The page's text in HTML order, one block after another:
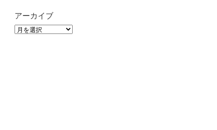
アーカイブ